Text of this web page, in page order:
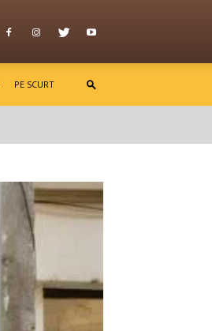
PE SCURT